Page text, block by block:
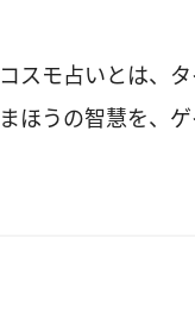
コスモ占いとは、
まほうの智慧を、